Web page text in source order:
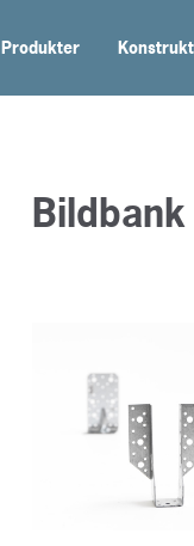
Produkter
Bildbank